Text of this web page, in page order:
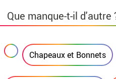
Que manque-t-il d'autre
Chapeaux et Bonnets